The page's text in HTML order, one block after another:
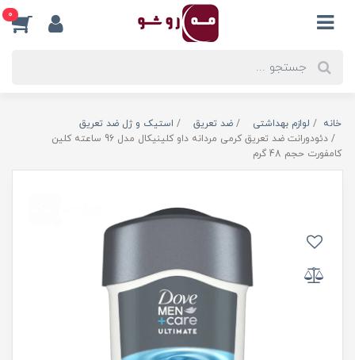
0
خانه لوازم بهداشتی ضد تعریق
استیک و ژل ضد تعریق
دئودورانت ضد تعریق کرمی مردانه داو کلینیکال مدل 96 ساعته کلین
کامفورت حجم 48 گرم